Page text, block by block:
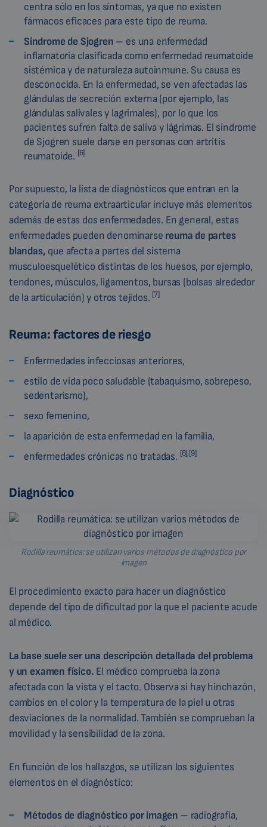
centra sólo en los síntomas, ya que no existen
fármacos eficaces para este tipo de reuma.
Síndrome de Sjogren – es una enfermedad
inflamatoria clasificada como enfermedad reumatoide
sistémica y de naturaleza autoinmune. Su causa es
desconocida. En la enfermedad, se ven afectadas las
glándulas de secreción externa (por ejemplo, las
glándulas salivales y lagrimales), por lo que los
pacientes sufren falta de saliva y lágrimas. El síndrome
de Sjogren suele darse en personas con artritis
reumatoide. [6]
Por supuesto, la lista de diagnósticos que entran en la
categoría de reuma extraarticular incluye más elementos
además de estas dos enfermedades. En general, estas
enfermedades pueden denominarse reuma de partes
blandas, que afecta a partes del sistema
musculoesquelético distintas de los huesos, por ejemplo,
tendones, músculos, ligamentos, bursas (bolsas alrededor
de la articulación) y otros tejidos. [7]
Reuma: factores de riesgo
Enfermedades infecciosas anteriores,
estilo de vida poco saludable (tabaquismo, sobrepeso,
sedentarismo),
sexo femenino,
la aparición de esta enfermedad en la familia,
enfermedades crónicas no tratadas. [8],[9]
Diagnóstico
Rodilla reumática: se utilizan varios métodos de diagnóstico por
imagen
El procedimiento exacto para hacer un diagnóstico
depende del tipo de dificultad por la que el paciente acude
al médico.
La base suele ser una descripción detallada del problema
y un examen físico. El médico comprueba la zona
afectada con la vista y el tacto. Observa si hay hinchazón,
cambios en el color y la temperatura de la piel u otras
desviaciones de la normalidad. También se comprueban la
movilidad y la sensibilidad de la zona.
En función de los hallazgos, se utilizan los siguientes
elementos en el diagnóstico:
Métodos de diagnóstico por imagen – radiografía,